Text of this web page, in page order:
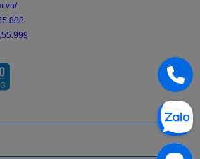
lạnh Samsung chính hãng là 2 năm và
hành tại nhà.
ở Tủ lạnh Samsung
vòm All-around Cooling
lọc không khí bằng than hoạt tính
êm ái Digital Inverter
phối trực tiếp sản phẩm từ các nhãn